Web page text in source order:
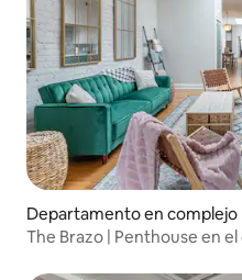
Departamento en complejo
cinnati
The Brazo | Penthouse en